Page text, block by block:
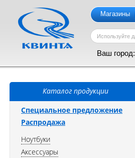
Магазины
Ваш город:
Каталог продукции
Специальное предложение
Распродажа
Ноутбуки
Аксессуары